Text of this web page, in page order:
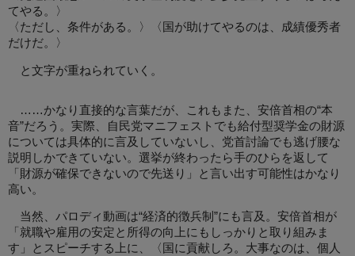
てやる。〉
〈ただし、条件がある。〉〈国が助けてやるのは、成績優秀者
だけだ。〉
と文字が重ねられていく。
……かなり直接的な言葉だが、これもまた、安倍首相の“本
音”だろう。実際、自民党マニフェストでも給付型奨学金の財源
については具体的に言及していないし、党首討論でも逃げ腰な
説明しかできていない。選挙が終わったら手のひらを返して
「財源が確保できないので先送り」と言い出す可能性はかなり
高い。
当然、パロディ動画は“経済的徴兵制”にも言及。安倍首相が
「就職や雇用の安定と所得の向上にもしっかりと取り組みま
す」とスピーチする上に、〈国に貢献しろ。大事なのは、個人